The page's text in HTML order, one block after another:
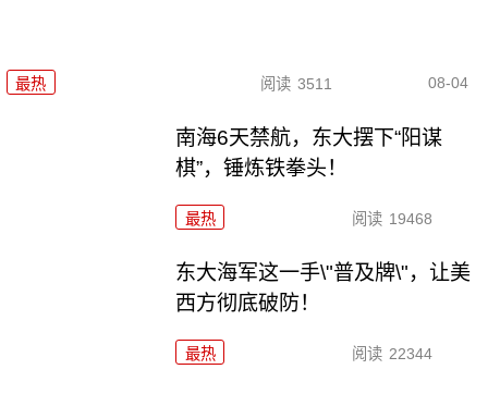
最热 阅读 3511 08-04
南海6天禁航，东大摆下“阳谋
棋”，锤炼铁拳头！
最热 阅读 19468
东大海军这一手\"普及牌\"，让美
西方彻底破防！
最热 阅读 22344